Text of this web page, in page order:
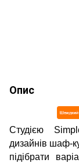
Опис
Студією
дизайнів шаф-
підібрати